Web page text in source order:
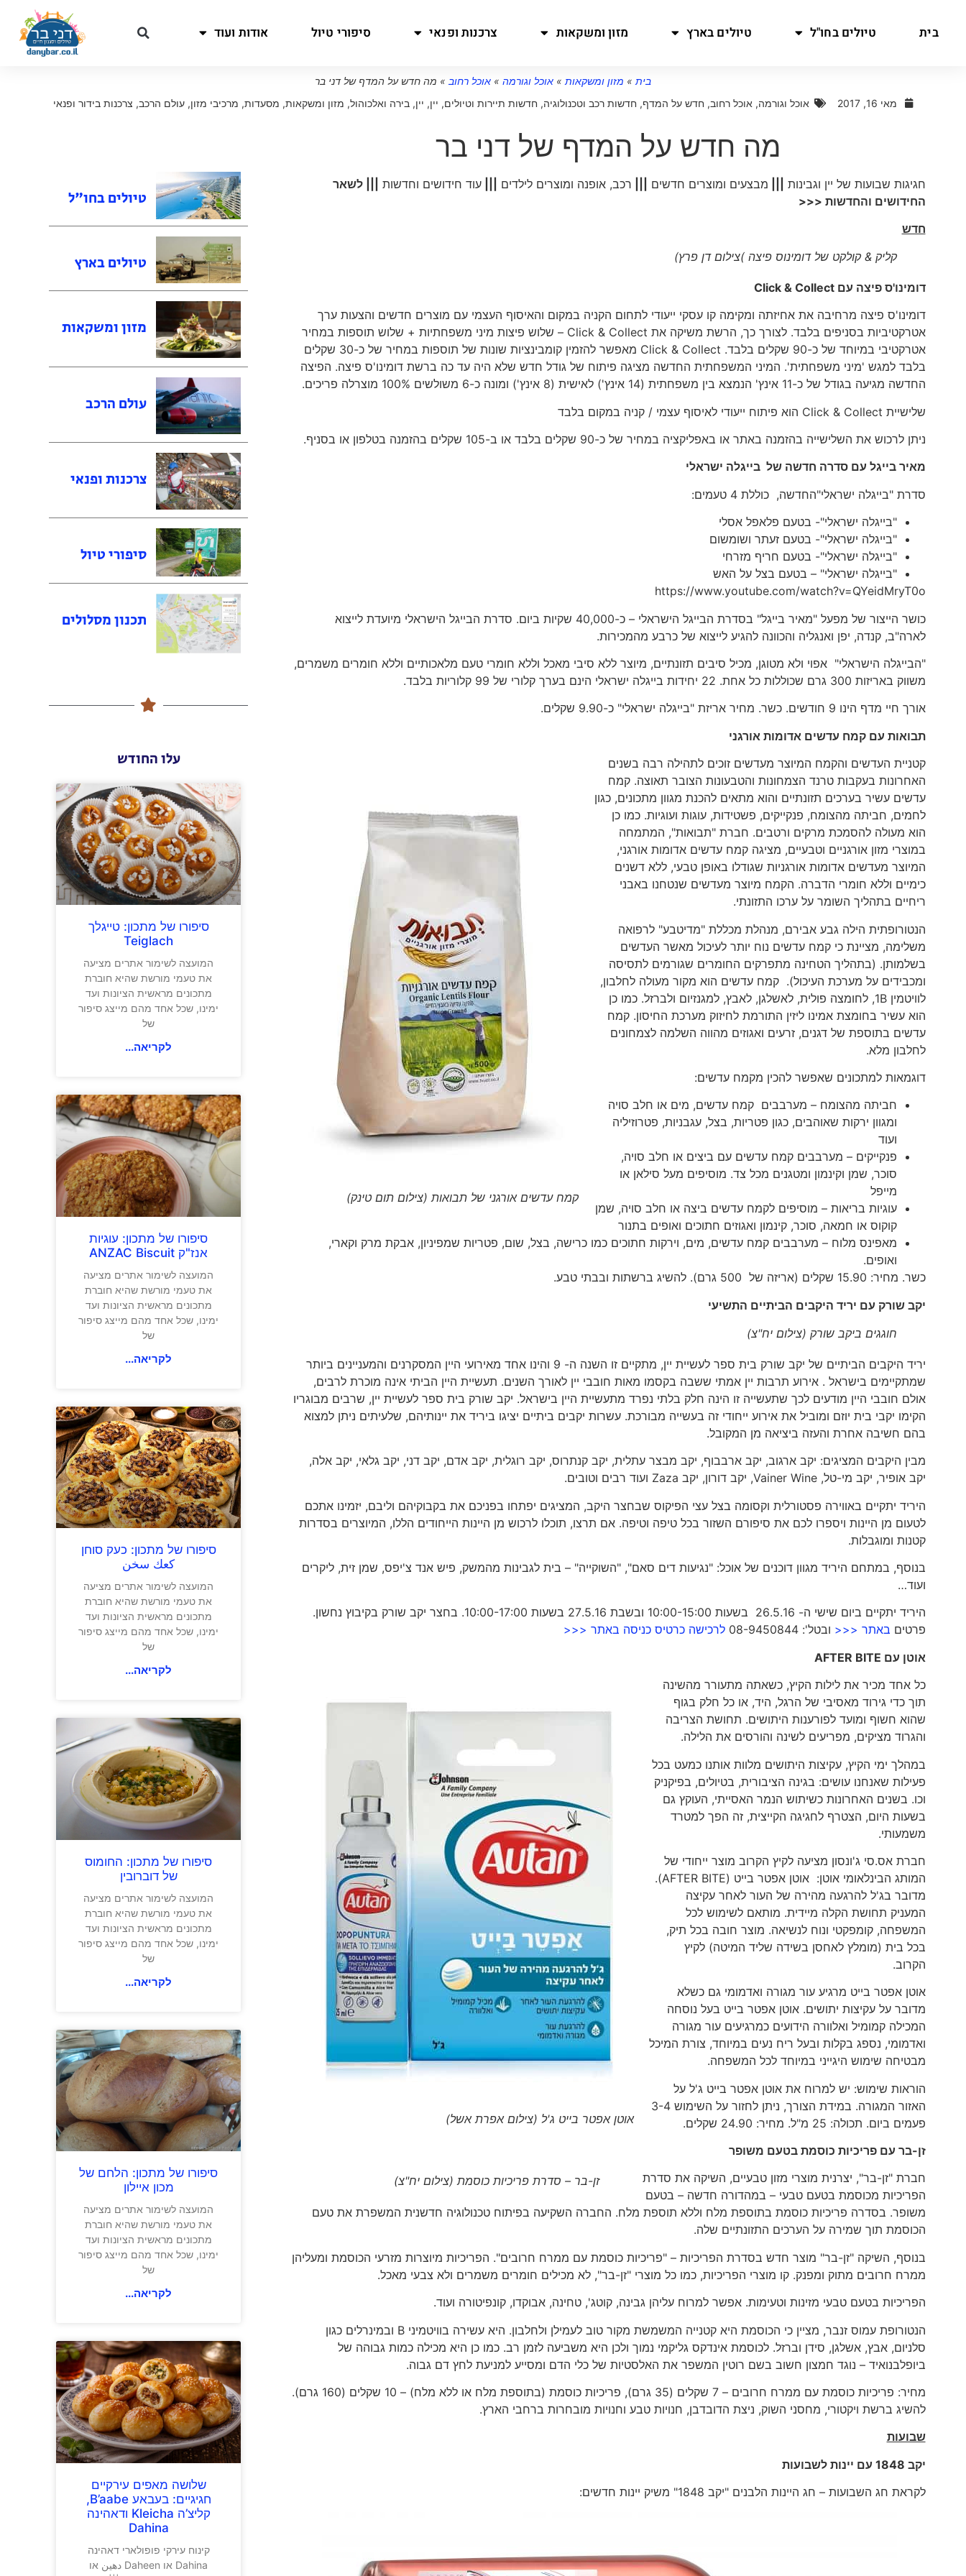
בית טיולים בחו"ל טיולים בארץ מזון ומשקאות צרכנות ופנאי סיפורי טיול אודות ועוד
בית » מזון ומשקאות » אוכל וגורמה » אוכל רחוב » מה חדש על המדף של דני בר
מאי 16, 2017
אוכל וגורמה, אוכל רחוב, חדש על המדף, חדשות רכב וטכנולוגיה, חדשות תיירות וטיולים, יין, יין, בירה ואלכוהול, מזון ומשקאות, מסעדות, מרכיבי מזון,עולם הרכב, צרכנות בידור ופנאי
מה חדש על המדף של דני בר
חגיגות שבועות של יין וגבינות מבצעים ומוצרים חדשים רכב, אופנה ומוצרים לילדים |||עוד חידושים וחדשות
||| לשאר
החידושים והחדשות <<<
חדש
קליק & קולקט של דומינוס פיצה )צילום דן פרץ)
דומינו'ס פיצה עםClick & Collect
דומינו'ס פיצה מרחיבה את אחיזתה ומקימה קו עסקי ייעודי לתחום הקניה במקום והאיסוף העצמי עם מוצרים חדשים והצעות ערך
אטרקטיביות בסניפים בלבד. לצורך כך, הרשת משיקה את Click & Collect – שלוש פיצות מיני משפחתיות + שלוש תוספות במחיר
אטרקטיבי במיוחד של כ-90 שקלים בלבד. Click & Collect מאפשר להזמין קומבינציות שונות של תוספות במחיר של כ-30 שקלים
בלבד למגש 'מיני משפחתית'. המיני המשפחתית החדשה מציגה פיתוח של גודל חדש שלא היה עד כה ברשת דומינו'ס פיצה. הפיצה
החדשה מגיעה בגודל של כ-11 אינץ' הנמצא בין משפחתית (14 אינץ') לאישית (8 אינץ') ומונה כ-6 משולשים 100% מוצרלה פריכים.
שלישיית Click & Collect הוא פיתוח ייעודי לאיסוף עצמי / קניה במקום בלבד
ניתן לרכוש את השלישייה בהזמנה באתר או באפליקציה במחיר של כ-90 שקלים בלבד או ב-105 שקלים בהזמנה בטלפון או בסניף.
מאיר בייגל עם סדרה חדשה של בייגלה ישראלי
סדרת "בייגלה ישראלי"החדשה, כוללת 4 טעמים:
"בייגלה ישראלי"- בטעם פלאפל אסלי
"בייגלה ישראלי"- בטעם זעתר ושומשום
"בייגלה ישראלי"- בטעם חריף מזרחי
"בייגלה ישראלי" – בטעם בצל על האש
https://www.youtube.com/watch?v=QYeidMryT0o
כושר הייצור של מפעל "מאיר בייגל" בסדרת הבייגל הישראלי – כ-40,000 שקיות ביום. סדרת הבייגל הישראלי מיועדת לייצוא
לארה"ב, קנדה, יפן ואנגליה והכוונה להגיע לייצוא של כרבע מהמכירות.
"הבייגלה הישראלי" אפוי ולא מטוגן, מכיל סיבים תזונתיים, מיוצר ללא סיבי מאכל וללא חומרי טעם מלאכותיים וללא חומרים משמרים,
משווק באריזות 300 גרם שכוללות כל אחת. 22 יחידות בייגלה ישראלי הינם בערך קלורי של 99 קלוריות בלבד.
אורך חיי מדף הינו 9 חודשים. כשר. מחיר אריזת "בייגלה ישראלי" כ-9.90 שקלים.
תבואות עם קמח עדשים אדומות אורגני
קמח עדשים אורגני של תבואות (צילום תום טינק)
קטניית העדשים והקמח המיוצר מעדשים זוכים לתהילה רבה בשנים
האחרונות בעקבות טרנד הצמחונות והטבעונות הצובר תאוצה. קמח
עדשים עשיר בערכים תזונתיים והוא מתאים להכנת מגוון מתכונים, כגון
לחמים, חביתה מהצומח, פנקייקים, פשטידות, עוגות ועוגיות. כמו כן
הוא מעולה להסמכת מרקים ורטבים. חברת "תבואות", המתמחה
במוצרי מזון אורגניים וטבעיים, מציגה קמח עדשים אדומות אורגני,
המיוצר מעדשים אדומות אורגניות שגודלו באופן טבעי, ללא דשנים
כימיים וללא חומרי הדברה. הקמח מיוצר מעדשים שנטחנו באבני
ריחיים בתהליך השומר על ערכו התזונתי.
הנטורופתית הילה גבע אבירם, מנהלת מכללת "מדיטבע" לרפואה
משלימה, מציינת כי קמח עדשים נוח יותר לעיכול מאשר העדשים
בשלמותן. (בתהליך הטחינה מתפרקים החומרים שגורמים לתסיסה
ומכבידים על מערכת העיכול). קמח עדשים הוא מקור מעולה לחלבון,
לוויטמין 1B, לחומצה פולית, לאשלגן, לאבץ, למגנזיום ולברזל. כמו כן
הוא עשיר בחומצת אמינו ליזין התורמת לחיזוק מערכת החיסון. קמח
עדשים בתוספת של דגנים, זרעים ואגוזים מהווה השלמה לצמחונים
לחלבון מלא.
דוגמאות למתכונים שאפשר להכין מקמח עדשים:
חביתה מהצומח – מערבבים קמח עדשים, מים או חלב סויה
ומגוון ירקות שאוהבים, כגון פטריות, בצל, עגבניות, פטרוזיליה
ועוד
פנקייקים – מערבבים קמח עדשים עם ביצים או חלב סויה,
סוכר, שמן וקינמון ומטגנים מכל צד. מוסיפים מעל סילאן או
מייפל
עוגיות בריאות – מוסיפים לקמח עדשים ביצה או חלב סויה, שמן
קוקוס או חמאה, סוכר, קינמון ואגוזים חתוכים ואופים בתנור
מאפינס מלוח – מערבבים קמח עדשים, מים, וירקות חתוכים כמו כרישה, בצל, שום, פטריות שמפיניון, אבקת מרק וקארי,
ואופים.
כשר. מחיר: 15.90 שקלים (אריזה של 500 גרם). להשיג ברשתות ובבתי טבע.
יקב שורק עם יריד היקבים הביתיים התשיעי
חוגגים ביקב שורק (צילום יח"צ)
יריד היקבים הביתיים של יקב שורק בית ספר לעשיית יין, מתקיים זו השנה ה- 9 והינו אחד מאירועי היין המסקרנים והמעניינים ביותר
שמתקיימים בישראל . אירוע תרבות יין אמתי ששבה בקסמו מאות חובבי יין לאורך השנים. תעשיית היין הביתי אינה מוכרת לרבים,
אולם חובבי היין מודעים לכך שתעשייה זו הינה חלק בלתי נפרד מתעשיית היין בישראל. יקב שורק בית ספר לעשיית יין, שרבים מבוגריו
הקימו יקבי בית יוזם ומוביל את אירוע ייחודי זה בעשייה מבורכת. עשרות יקבים ביתיים יציגו ביריד את יינותיהם, שלעיתים ניתן למצוא
בהם חשיבה אחרת והעזה ביציאה מן המקובל.
מבין היקבים המציגים: יקב ארגוב, יקב ארבבוף, יקב מבצר עתלית, יקב קנתרוס, יקב רוגלית, יקב אדם, יקב דני, יקב גלאי, יקב אלה,
יקב אופיר, יקב מי-טל, Vainer Wine, יקב דורון, יקב Zaza ועוד רבים וטובים.
היריד יתקיים באווירה פסטורלית וקסומה בצל עצי הפיקוס שבחצר היקב, המציגים יפתחו בפניכם את בקבוקיהם וליבם, יזמינו אתכם
לטעום מן היינות ויספרו לכם את סיפורם השזור בכל טיפה וטיפה. אם תרצו, תוכלו לרכוש מן היינות הייחודים הללו, המיוצרים בסדרות
קטנות ומוגבלות.
בנוסף, במתחם היריד מגוון דוכנים של אוכל: "נגיעות דים סאם", "השוקייה" – בית לגבינות מהמשק, פיש אנד צ'יפס, שמן זית, ליקרים
ועוד…
היריד יתקיים ביום שישי ה- 26.5.16 בשעות 10:00-15:00 ובשבת 27.5.16 בשעות 10:00-17:00. בחצר יקב שורק בקיבוץ נחשון.
פרטים באתר <<< ובטל': 08-9450844
לרכישה כרטיס כניסה באתר <<<
אוטן עם AFTER BITE
אוטן אפטר בייט ג'ל (צילום אפרת אשל)
כל אחד מכיר את לילות הקיץ, כשאתה מתעורר מהשינה
תוך כדי גירוד מאסיבי של הרגל, היד, או כל חלק בגוף
שהוא חשוף ומועד לפורענות היתושים. תחושת הצריבה
והגרוד מציקים, מפריעים לשינה והורסים את הלילה.
במהלך ימי הקיץ, עקיצות היתושים מלוות אותנו כמעט בכל
פעילות שאנחנו עושים: בגינה הציבורית, בטיולים, בפיקניק
וכו. בשנים האחרונות כשיתוש הנמר האסייתי, העוקץ גם
בשעות היום, הצטרף לחגיגה הקייצית, זה הפך למטרד
משמעותי.
חברת אס.סי ג'ונסון מציעה לקיץ הקרוב מוצר ייחודי של
המותג הבינלאומי אוטן: אוטן אפטר בייט (AFTER BITE).
מדובר בג'ל להרגעה מהירה של העור לאחר עקיצה
המעניק תחושת הקלה מיידית. מותאם לשימוש לכל
המשפחה, קומפקטי ונוח לנשיאה. מוצר חובה בכל תיק,
בכל בית (מומלץ לאחסן בשידה שליד המיטה) לקיץ
הקרוב.
אוטן אפטר בייט מרגיע עור מגורה ואדמומי גם כשלא
מדובר על עקיצות יתושים. אוטן אפטר בייט בעל נוסחה
המכילה קמומיל ואלוורה הידועים כמרגיעים עור מגורה
ואדמומי, נספג בקלות ובעל ריח נעים במיוחד, צורת המיכל
מבטיחה שימוש היגייני במיוחד לכל המשפחה.
הוראות שימוש: יש למרוח את אוטן אפטר בייט ג'ל על
האזור המגורה. במידת הצורך, ניתן לחזור על השימוש 3-4
פעמים ביום. תכולה: 25 מ"ל. מחיר: 24.90 שקלים.
זן-בר עם פריכיות כוסמת בטעם משופר
זן-בר – סדרת פריכיות כוסמת (צילום יח"צ)
חברת "זן-בר", יצרנית מוצרי מזון טבעיים, השיקה את סדרת
הפריכיות מכוסמת בטעם טבעי – במהדורה חדשה – בטעם
משופר. בסדרה פריכיות כוסמת בתוספת מלח וללא תוספת מלח. החברה השקיעה בפיתוח טכנולוגיה חדשנית המשפרת את טעם
הכוסמת תוך שמירה על הערכים התזונתיים שלה.
בנוסף, השיקה "זן-בר" מוצר חדש בסדרת הפריכיות – "פריכיות כוסמת עם ממרח חרובים". הפריכיות מיוצרות מזרעי הכוסמת ומעליהן
ממרח חרובים מתוק ומפנק. קו מוצרי הפריכיות, כמו כל מוצרי "זן-בר", לא מכילים חומרים משמרים ולא צבעי מאכל.
הפריכיות בטעם טבעי מזינות וטעימות. אפשר למרוח עליהן גבינה, קוטג', טחינה, אבוקדו, קונפיטורה ועוד.
הנטורופת עמוס זנבר, מציין כי הכוסמת היא קטנייה המשמשת מקור טוב לעמילן ולחלבון. היא עשירה בוויטמיני B ובמינרלים כגון
סלניום, אבץ, אשלגן, סידן וברזל. לכוסמת אינדקס גליקמי נמוך ולכן היא משביעה לזמן רב. כמו כן היא מכילה כמות גבוהה של
ביופלבנואיד – נוגד חמצון חשוב בשם רוטין המשפר את האלסטיות של כלי הדם ומסייע למניעת לחץ דם גבוה.
מחיר: פריכיות כוסמת עם ממרח חרובים – 7 שקלים (35 גרם), פריכיות כוסמת (בתוספת מלח או ללא מלח) – 10 שקלים (160 גרם).
להשיג ברשת ויקטורי, מחסני השוק, ניצת הדובדבן, חנויות טבע וחנויות מובחרות ברחבי הארץ.
שבועות
יקב 1848 עם יינות לשבועות
לקראת חג השבועות – חג היינות הלבנים "יקב 1848" משיק יינות חדשים:
טיולים בחו"ל
טיולים בארץ
מזון ומשקאות
עולם הרכב
צרכנות ופנאי
סיפורי טיול
תכנון מסלולים
עלו החודש
סיפורו של מתכון: טייגלך
Teiglach
המועצה לשימור אתרים מציעה
את טעמי מורשת שהיא חוברת
מתכונים מראשית הציונות ועד
ימינו, שכל אחד מהם מייצג סיפור
של
לקריאה...
סיפורו של מתכון: עוגיות
אנז"ק ANZAC Biscuit
המועצה לשימור אתרים מציעה
את טעמי מורשת שהיא חוברת
מתכונים מראשית הציונות ועד
ימינו, שכל אחד מהם מייצג סיפור
של
לקריאה...
סיפורו של מתכון: כעק סוחן
كعك سخن
המועצה לשימור אתרים מציעה
את טעמי מורשת שהיא חוברת
מתכונים מראשית הציונות ועד
ימינו, שכל אחד מהם מייצג סיפור
של
לקריאה...
סיפורו של מתכון: החומוס
של דוברובין
המועצה לשימור אתרים מציעה
את טעמי מורשת שהיא חוברת
מתכונים מראשית הציונות ועד
ימינו, שכל אחד מהם מייצג סיפור
של
לקריאה...
סיפורו של מתכון: הלחם של
מכון איילון
המועצה לשימור אתרים מציעה
את טעמי מורשת שהיא חוברת
מתכונים מראשית הציונות ועד
ימינו, שכל אחד מהם מייצג סיפור
של
לקריאה...
שלושה מאפים עירקיים
חגיגיים: בעבאע B’aabe,
קליצ’ה Kleicha ודאהינה
Dahina
קינוח עירקי פופולארי דאהינה
Dahina או Daheen دهين או